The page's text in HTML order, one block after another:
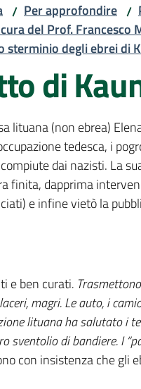
/ Per approfondire /
del Prof. Francesco
sterminio degli ebrei di
di
lituana (non ebrea)
tedesca, i
dai nazisti. La
finita, dapprima
e infine vietò la
e ben curati.
magri. Le auto, i
lituana ha salutato i
sventolio di bandiere. I
con insistenza che gli